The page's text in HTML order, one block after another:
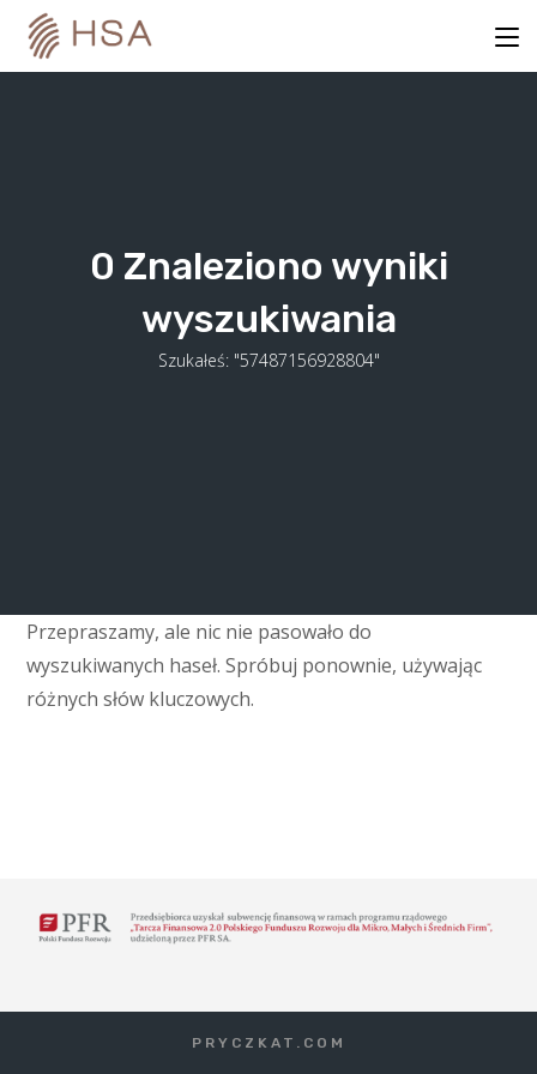
content
0 Znaleziono wyniki
wyszukiwania
Szukałeś: "57487156928804"
Przepraszamy, ale nic nie pasowało do
wyszukiwanych haseł. Spróbuj ponownie, używając
różnych słów kluczowych.
PRYCZKAT.COM